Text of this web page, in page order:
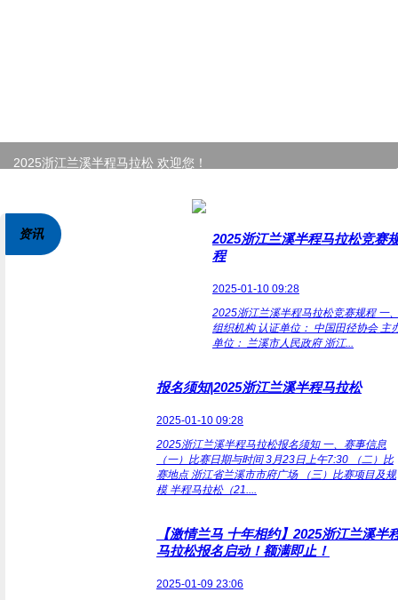
2025浙江兰溪半程马拉松 欢迎您！
资讯
2025浙江兰溪半程马拉松竞赛
程
2025-01-10 09:28
2025浙江兰溪半程马拉松竞赛规程 一
组织机构 认证单位： 中国田径协会 主
单位： 兰溪市人民政府 浙江...
报名须知|2025浙江兰溪半程马拉松
2025-01-10 09:28
2025浙江兰溪半程马拉松报名须知 一、赛事信息
（一）比赛日期与时间 3月23日上午7:30 （二）比
赛地点 浙江省兰溪市市府广场 （三）比赛项目及规
模 半程马拉松（21....
【激情兰马 十年相约】2025浙江兰溪半
马拉松报名启动！额满即止！
2025-01-09 23:06